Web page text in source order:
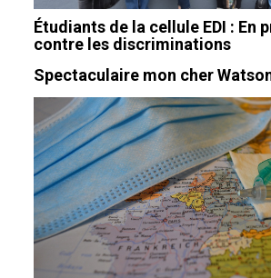
Étudiants de la cellule EDI : En
contre les discriminations
Spectaculaire mon cher